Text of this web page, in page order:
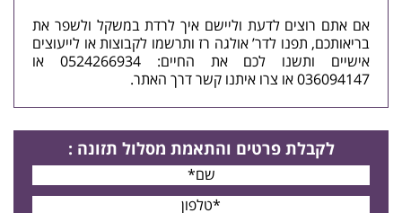
אם אתם רוצים לדעת וליישם איך לרדת במשקל ולשפר את
בריאותכם, תפנו לדר’ אולגה רז ותרשמו לקבוצות או לייעוצים
אישיים ותשנו לכם את החיים: 0524266934 או
036094147 או
צרו איתנו קשר דרך האתר.
לקבלת פרטים והתאמת מסלול תזונה :